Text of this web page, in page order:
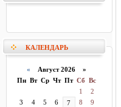
КАЛЕНДАРЬ
« Август 2026 »
Пн Вт Ср Чт Пт Сб Вс
1
2
3
4 5 6 7 8
9